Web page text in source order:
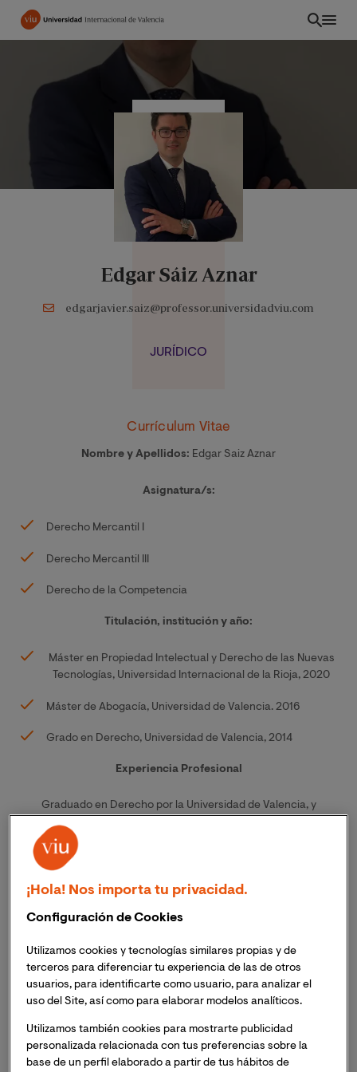
Pasar
Edgar Sáiz Aznar
edgarjavier.saiz@professor.universidadviu.com
JURÍDICO
Currículum Vitae
Nombre y Apellidos: Edgar Saiz Aznar
Asignatura/s:
Derecho Mercantil I
Derecho Mercantil III
Derecho de la Competencia
Titulación, institución y año:
Máster en Propiedad Intelectual y Derecho de las Nuevas
Tecnologías, Universidad Internacional de la Rioja, 2020
Máster de Abogacía, Universidad de Valencia. 2016
Grado en Derecho, Universidad de Valencia, 2014
Experiencia Profesional
Graduado en Derecho por la Universidad de Valencia, y
abogado en ejercicio, comenzó su carrera en el despacho de
abogados SANZ TORRÓ Legal & Tax en el año 2014.
mercantil, abarcando también el área de derecho concursal.
ámbito del derecho de contratos, societario, propiedad
consejero y letrado asesor, del consejo de administración de
startups, y empresas del sector inmobiliario, y tecnológico.
en la negociación de acuerdos de refinanciación, concurso de
acreedores y procedimientos de reestructuración empresarial.
¡Hola! Nos importa tu privacidad.
Configuración de Cookies
Utilizamos cookies y tecnologías similares propias y de
terceros para diferenciar tu experiencia de las de otros
usuarios, para identificarte como usuario, para analizar el
uso del Site, así como para elaborar modelos analíticos.
Utilizamos también cookies para mostrarte publicidad
personalizada relacionada con tus preferencias sobre la
base de un perfil elaborado a partir de tus hábitos de